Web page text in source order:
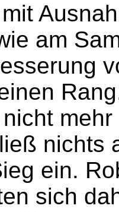
am
nichts
ein.
sich